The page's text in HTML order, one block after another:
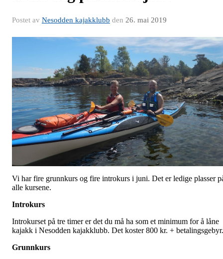
Postet av Nesodden kajakklubb den 26. mai 2019
Vi har fire grunnkurs og fire introkurs i juni. Det er ledige plasser
alle kursene.
Introkurs
Introkurset på tre timer er det du må ha som et minimum for å låne
kajakk i Nesodden kajakklubb. Det koster 800 kr. +
Grunnkurs